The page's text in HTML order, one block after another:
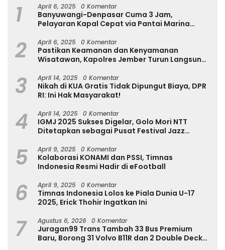
1 April 6, 2025 0 Komentar
Banyuwangi-Denpasar Cuma 3 Jam,
Pelayaran Kapal Cepat via Pantai Marina
2 April 6, 2025 0 Komentar
Pastikan Keamanan dan Kenyamanan
Wisatawan, Kapolres Jember Turun Langsung
3 April 14, 2025 0 Komentar
Nikah di KUA Gratis Tidak Dipungut Biaya, DPR
RI: Ini Hak Masyarakat!
4 April 14, 2025 0 Komentar
IGMJ 2025 Sukses Digelar, Golo Mori NTT
Ditetapkan sebagai Pusat Festival Jazz
5 April 9, 2025 0 Komentar
Kolaborasi KONAMI dan PSSI, Timnas
Indonesia Resmi Hadir di eFootball
6 April 9, 2025 0 Komentar
Timnas Indonesia Lolos ke Piala Dunia U-17
2025, Erick Thohir Ingatkan Ini
7 Agustus 6, 2026 0 Komentar
Juragan99 Trans Tambah 33 Bus Premium
Baru, Borong 31 Volvo B11R dan 2 Double Decker